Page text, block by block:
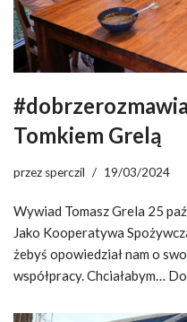
Tomkiem Grelą
przez sperczil 19/03/2024
Wywiad Tomasz Grela 25
Jako Kooperatywa
żebyś opowiedział nam o
współpracy. Chciałabym…